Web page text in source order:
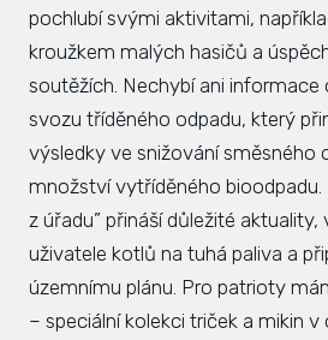
pochlubí svými aktivitami,
kroužkem malých hasičů a
soutěžích. Nechybí ani
svozu tříděného odpadu, který
výsledky ve snižování směsného
množství vytříděného bioodpadu.
z úřadu” přináší důležité
uživatele kotlů na tuhá paliva a
územnímu plánu. Pro patrioty
– speciální kolekci triček a mikin